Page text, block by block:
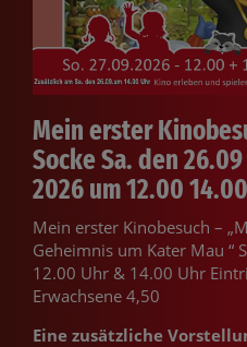
Mein erster
Socke Sa. den
2026 um 12.00
Mein erster Kinobesuch –
Geheimnis um Kater Mau “
12.00 Uhr & 14.00 Uhr
Erwachsene 4,50
Eine zusätzliche